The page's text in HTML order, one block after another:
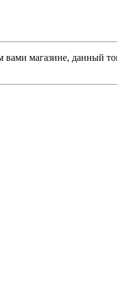
магазине, данный